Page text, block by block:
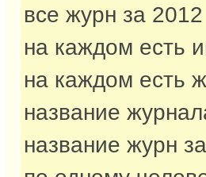
все журн за 2012
на каждом есть
на каждом есть
название
название журн